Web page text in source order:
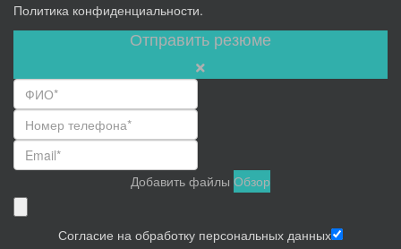
Политика конфиденциальности.
Отправить резюме
Добавить файлы Обзор
Согласие на обработку персональных данных